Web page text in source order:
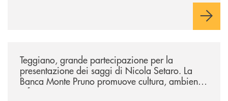
Teggiano, grande partecipazione per la
presentazione dei saggi di Nicola Setaro. La
Banca Monte Pruno promuove cultura, ambiente
e futuro